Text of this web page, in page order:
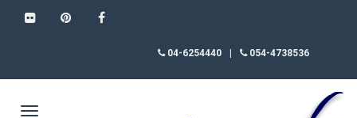
054-4738536
04-6254440